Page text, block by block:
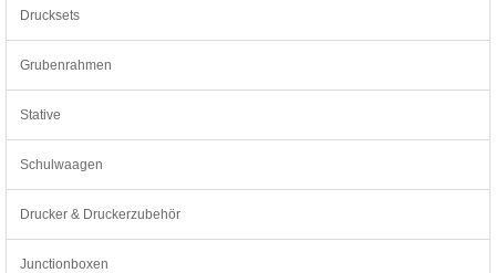
Drucksets
Grubenrahmen
Stative
Schulwaagen
Drucker & Druckerzubehör
Junctionboxen